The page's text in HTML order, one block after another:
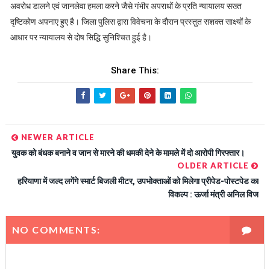
अवरोध डालने एवं जानलेवा हमला करने जैसे गंभीर अपराधों के प्रति न्यायालय सख्त
दृष्टिकोण अपनाए हुए है। जिला पुलिस द्वारा विवेचना के दौरान प्रस्तुत सशक्त साक्ष्यों के
आधार पर न्यायालय से दोष सिद्धि सुनिश्चित हुई है।
Share This:
NEWER ARTICLE
युवक को बंधक बनाने व जान से मारने की धमकी देने के मामले में दो आरोपी गिरफ्तार।
OLDER ARTICLE
हरियाणा में जल्द लगेंगे स्मार्ट बिजली मीटर, उपभोक्ताओं को मिलेगा प्रीपेड-पोस्टपेड का
विकल्प : ऊर्जा मंत्री अनिल विज
NO COMMENTS: